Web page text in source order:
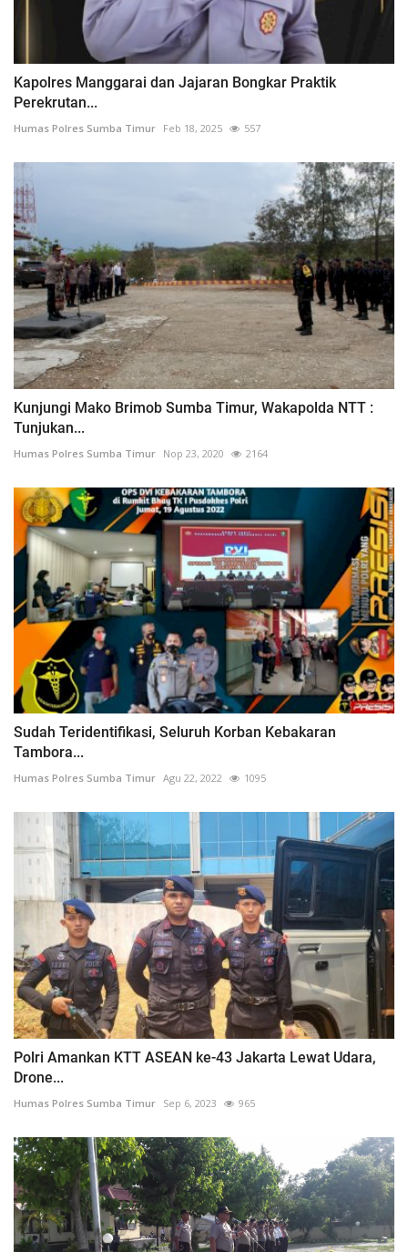
Kapolres Manggarai dan Jajaran Bongkar Praktik
Perekrutan...
Humas Polres Sumba Timur Feb 18, 2025 557
Kunjungi Mako Brimob Sumba Timur, Wakapolda NTT :
Tunjukan...
Humas Polres Sumba Timur Nop 23, 2020 2164
Sudah Teridentifikasi, Seluruh Korban Kebakaran
Tambora...
Humas Polres Sumba Timur Agu 22, 2022 1095
Polri Amankan KTT ASEAN ke-43 Jakarta Lewat Udara,
Drone...
Humas Polres Sumba Timur Sep 6, 2023 965